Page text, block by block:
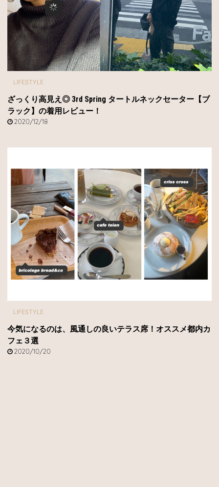
LIFESTYLE
ざっくり高見え◎ 3rd Spring タートルネックセーター【ブ
ラック】の着用レビュー！
2020/12/18
LIFESTYLE
今気になるのは、風通しの良いテラス席！オススメ都内カ
フェ３選
2020/10/20